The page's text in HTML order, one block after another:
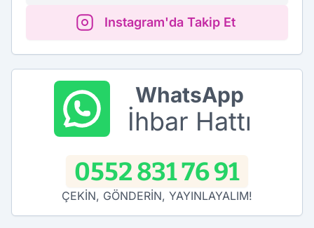
Instagram'da Takip Et
WhatsApp
İhbar Hattı
0552 831 76 91
ÇEKİN, GÖNDERİN, YAYINLAYALIM!